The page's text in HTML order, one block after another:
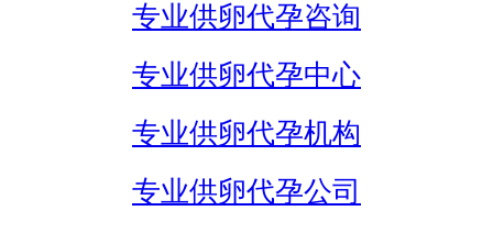
专业供卵代孕咨询
专业供卵代孕中心
专业供卵代孕机构
专业供卵代孕公司